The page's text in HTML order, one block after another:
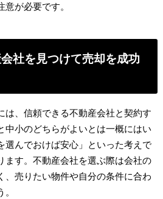
が必要です。
社を見つけて売却を成功
は、信頼できる不動産会社と契約す
中小のどちらがよいとは一概にはい
選んでおけば安心」といった考えで
ます。不動産会社を選ぶ際は会社の
、売りたい物件や自分の条件に合わ